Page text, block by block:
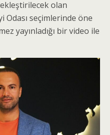
olan
Odası seçimlerinde öne
yayınladığı bir video ile